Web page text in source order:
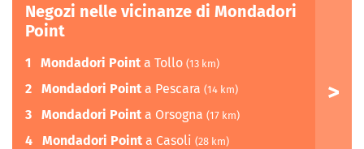
Negozi nelle vicinanze di Mondadori
Point
1 Mondadori Point a Tollo (13 km)
2 Mondadori Point a Pescara (14 km)
3 Mondadori Point a Orsogna (17 km)
4 Mondadori Point a Casoli (28 km)